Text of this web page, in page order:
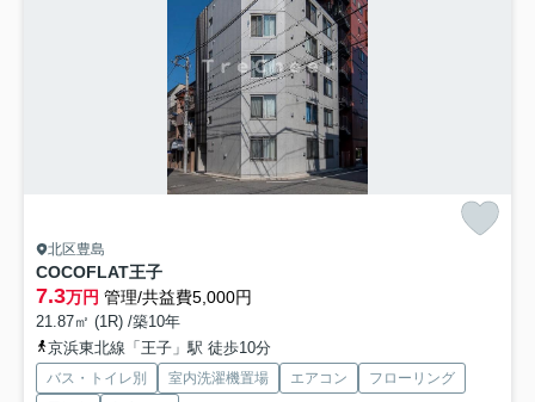
北区豊島
COCOFLAT王子
7.3万円 管理/共益費5,000円
21.87㎡ (1R) /築10年
京浜東北線「王子」駅 徒歩10分
バス・トイレ別 室内洗濯機置場 エアコン
フローリング